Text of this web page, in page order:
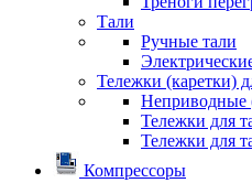
Тали
Ручные тали
Тележки (каретки)
Неприводные
Тележки для
Тележки для
Компрессоры